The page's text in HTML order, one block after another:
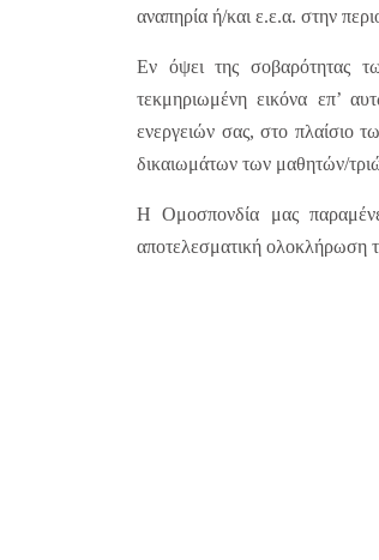
αναπηρία ή/και ε.ε.α. στην
Εν όψει της σοβαρότητας
τεκμηριωμένη εικόνα επ’
ενεργειών σας, στο πλαίσιο
δικαιωμάτων των μαθητών/
Η Ομοσπονδία μας
αποτελεσματική ολοκλήρωση